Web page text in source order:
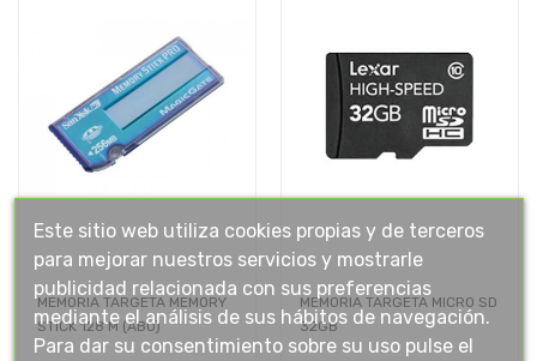
MEMORIA TARGETA MEMORY
STICK 128 M (ABO)
MEMORIA TARGETA MICRO SD
32GB
Este sitio web utiliza cookies propias y de terceros
para mejorar nuestros servicios y mostrarle
publicidad relacionada con sus preferencias
mediante el análisis de sus hábitos de navegación.
Para dar su consentimiento sobre su uso pulse el